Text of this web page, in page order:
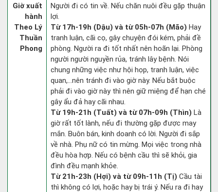
Giờ xuất
hành
Theo Lý
Thuần
Phong
Người đi có tin về. Nếu chăn nuôi đều gặp thuận
lợi.
Từ 17h-19h (Dậu) và từ 05h-07h (Mão) Hay
tranh luận, cãi cọ, gây chuyện đói kém, phải đề
phòng. Người ra đi tốt nhất nên hoãn lại. Phòng
người người nguyền rủa, tránh lây bệnh. Nói
chung những việc như hội họp, tranh luận, việc
quan,…nên tránh đi vào giờ này. Nếu bắt buộc
phải đi vào giờ này thì nên giữ miệng để hạn ché
gây ẩu đả hay cãi nhau.
Từ 19h-21h (Tuất) và từ 07h-09h (Thìn) Là
giờ rất tốt lành, nếu đi thường gặp được may
mắn. Buôn bán, kinh doanh có lời. Người đi sắp
về nhà. Phụ nữ có tin mừng. Mọi việc trong nhà
đều hòa hợp. Nếu có bệnh cầu thì sẽ khỏi, gia
đình đều mạnh khỏe.
Từ 21h-23h (Hợi) và từ 09h-11h (Tị) Cầu tài
thì không có lợi, hoặc hay bị trái ý. Nếu ra đi hay